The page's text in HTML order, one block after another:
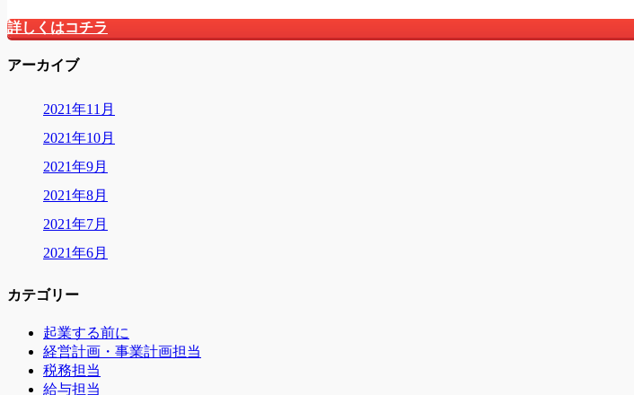
詳しくはコチラ
アーカイブ
2021年11月
2021年10月
2021年9月
2021年8月
2021年7月
2021年6月
カテゴリー
起業する前に
経営計画・事業計画担当
税務担当
給与担当